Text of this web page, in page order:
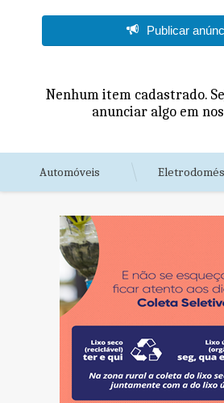
Publicar
Nenhum item cadastrado.
anunciar algo em
Automóveis